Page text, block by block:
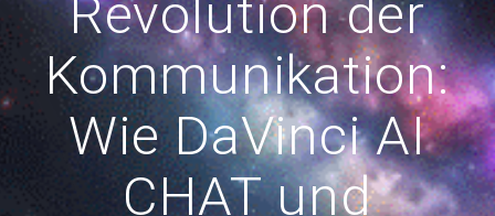
Revolution der
Kommunikation:
Wie DaVinci AI
CHAT und